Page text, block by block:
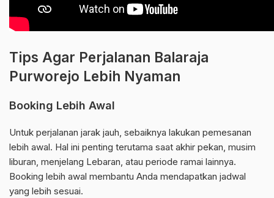
Tips Agar Perjalanan Balaraja
Purworejo Lebih Nyaman
Booking Lebih Awal
Untuk perjalanan jarak jauh, sebaiknya lakukan pemesanan
lebih awal. Hal ini penting terutama saat akhir pekan, musim
liburan, menjelang Lebaran, atau periode ramai lainnya.
Booking lebih awal membantu Anda mendapatkan jadwal
yang lebih sesuai.